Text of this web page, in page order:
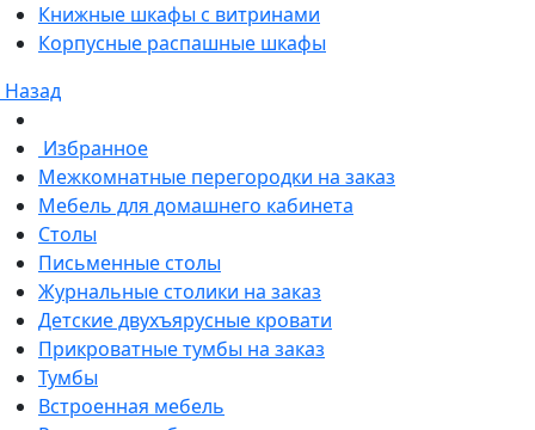
Книжные шкафы с витринами
Корпусные распашные шкафы
Назад
Избранное
Межкомнатные перегородки на заказ
Мебель для домашнего кабинета
Столы
Письменные столы
Журнальные столики на заказ
Детские двухъярусные кровати
Прикроватные тумбы на заказ
Тумбы
Встроенная мебель